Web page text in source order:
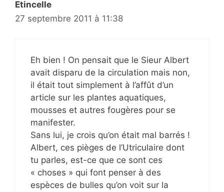
Etincelle
27 septembre 2011 à 11:38
Eh bien ! On pensait que le Sieur Albert
avait disparu de la circulation mais non,
il était tout simplement à l’affût d’un
article sur les plantes aquatiques,
mousses et autres fougères pour se
manifester.
Sans lui, je crois qu’on était mal barrés !
Albert, ces pièges de l’Utriculaire dont
tu parles, est-ce que ce sont ces
« choses » qui font penser à des
espèces de bulles qu’on voit sur la